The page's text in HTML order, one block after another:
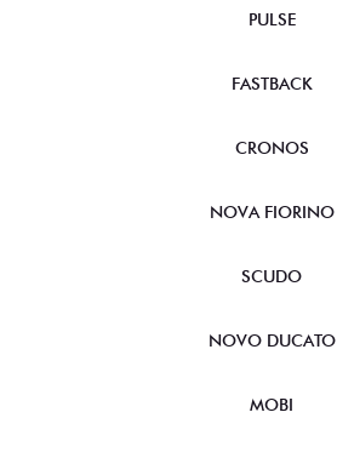
PULSE
FASTBACK
CRONOS
NOVA FIORINO
SCUDO
NOVO DUCATO
MOBI